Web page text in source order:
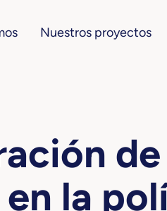
Nuestros proyectos
la